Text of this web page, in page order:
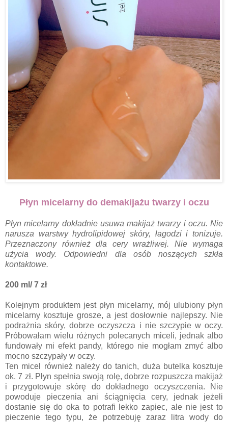
Płyn micelarny do demakijażu twarzy i oczu
Płyn micelarny dokładnie usuwa makijaż twarzy i oczu. Nie
narusza warstwy hydrolipidowej skóry, łagodzi i tonizuje.
Przeznaczony również dla cery wrażliwej. Nie wymaga
użycia wody. Odpowiedni dla osób noszących szkła
kontaktowe.
200 ml/ 7 zł
Kolejnym produktem jest płyn micelarny, mój ulubiony płyn
micelarny kosztuje grosze, a jest dosłownie najlepszy. Nie
podrażnia skóry, dobrze oczyszcza i nie szczypie w oczy.
Próbowałam wielu różnych polecanych miceli, jednak albo
fundowały mi efekt pandy, którego nie mogłam zmyć albo
mocno szczypały w oczy.
Ten micel również należy do tanich, duża butelka kosztuje
ok. 7 zł. Płyn spełnia swoją rolę, dobrze rozpuszcza makijaż
i przygotowuje skórę do dokładnego oczyszczenia. Nie
powoduje pieczenia ani ściągnięcia cery, jednak jeżeli
dostanie się do oka to potrafi lekko zapiec, ale nie jest to
pieczenie tego typu, że potrzebuję zaraz litra wody do